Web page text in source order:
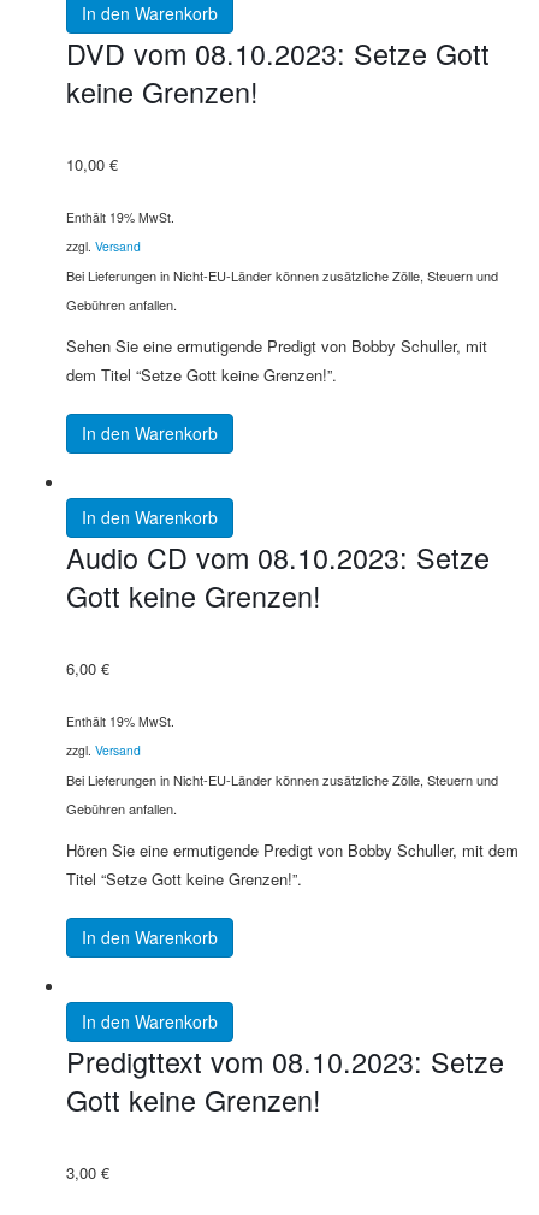
In den Warenkorb
DVD vom 08.10.2023: Setze Gott
keine Grenzen!
10,00 €
Enthält 19% MwSt.
zzgl. Versand
Bei Lieferungen in Nicht-EU-Länder können zusätzliche Zölle, Steuern und
Gebühren anfallen.
Sehen Sie eine ermutigende Predigt von Bobby Schuller, mit
dem Titel “Setze Gott keine Grenzen!”.
In den Warenkorb
In den Warenkorb
Audio CD vom 08.10.2023: Setze
Gott keine Grenzen!
6,00 €
Enthält 19% MwSt.
zzgl. Versand
Bei Lieferungen in Nicht-EU-Länder können zusätzliche Zölle, Steuern und
Gebühren anfallen.
Hören Sie eine ermutigende Predigt von Bobby Schuller, mit dem
Titel “Setze Gott keine Grenzen!”.
In den Warenkorb
In den Warenkorb
Predigttext vom 08.10.2023: Setze
Gott keine Grenzen!
3,00 €